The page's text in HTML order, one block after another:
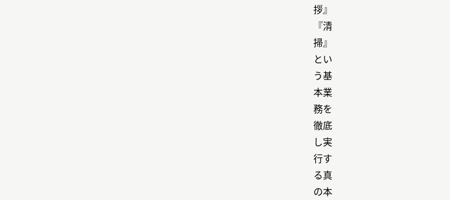
拶』
『清
掃』
とい
う基
本業
務を
徹底
し実
行す
る真
の本